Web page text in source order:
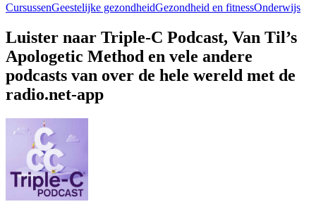
CursussenGeestelijke gezondheidGezondheid en fitnessOnderwijs
Luister naar Triple-C Podcast, Van Til’s
Apologetic Method en vele andere
podcasts van over de hele wereld met de
radio.net-app